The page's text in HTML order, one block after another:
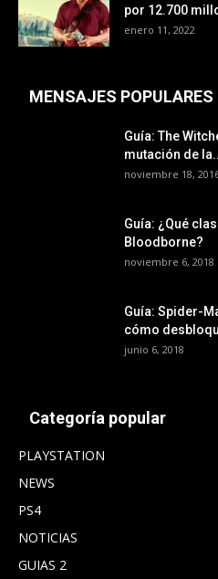
por 12.700
enero 11, 2022
MENSAJES POPULARES
Guía: The
mutación de
noviembre 18,
Guía: ¿Qué
Bloodborne?
noviembre 6, 2018
Guía: Spider-
cómo
junio 6, 2018
Categoría popular
PLAYSTATION
NEWS
PS4
NOTICIAS
GUIAS 2